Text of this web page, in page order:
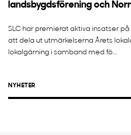
landsbygdsförening och
SLC har premierat aktiva insatser
att dela ut utmärkelserna Årets
lokalgärning i samband med fö...
NYHETER